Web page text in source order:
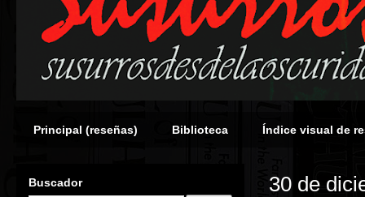
Principal (reseñas) Biblioteca Índice visual de
30 de
Buscador